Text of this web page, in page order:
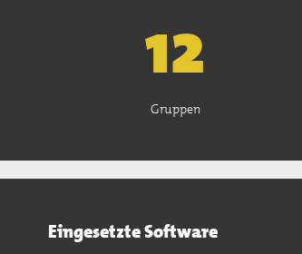
13
Gruppen
Eingesetzte Software